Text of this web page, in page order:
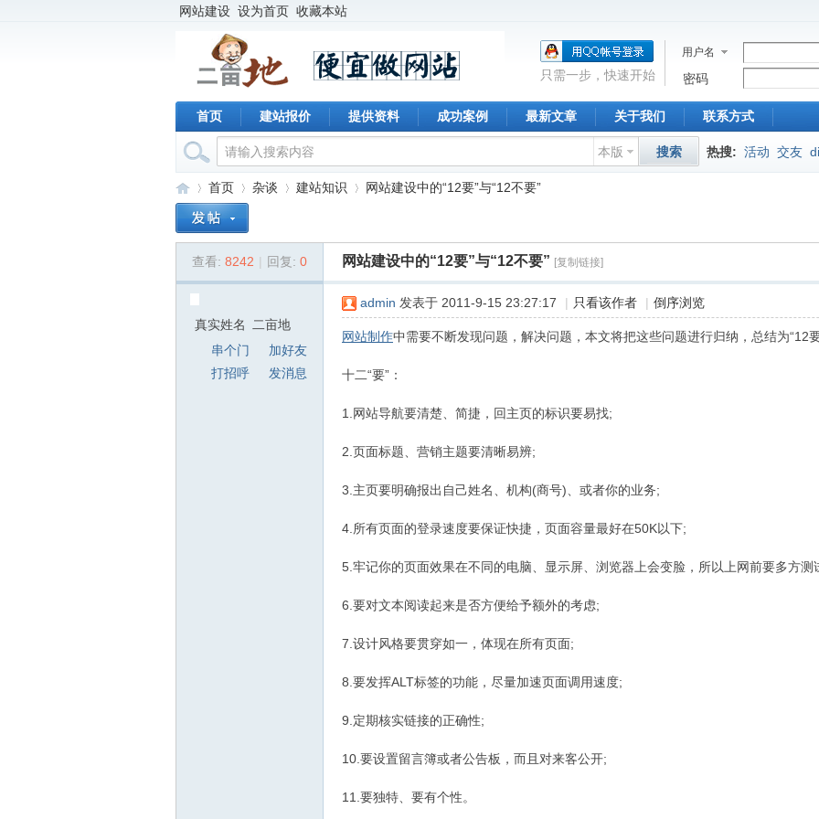
网站建设 设为首页 收藏本站
用户名
密码
只需一步，快速开始
首页 建站报价 提供资料 成功案例 最新文章 关于我们 联系方式
本版 搜索 热搜: 活动 交友
›
首页
›
杂谈
›
建站知识
›
网站建设中的“12要”与“12不要”
查看: 8242 | 回复: 0 网站建设中的“12要”与“12不要” [复制链接]
admin 发表于 2011-9-15 23:27:17 | 只看该作者 | 倒序浏览
网站制作中需要不断发现问题，解决问题，本文将把这些问题进行归纳，总结为“12
十二“要”：
1.网站导航要清楚、简捷，回主页的标识要易找;
2.页面标题、营销主题要清晰易辨;
3.主页要明确报出自己姓名、机构(商号)、或者你的业务;
4.所有页面的登录速度要保证快捷，页面容量最好在50K以下;
5.牢记你的页面效果在不同的电脑、显示屏、浏览器上会变脸，所以上网前要多方测
6.要对文本阅读起来是否方便给予额外的考虑;
7.设计风格要贯穿如一，体现在所有页面;
8.要发挥ALT标签的功能，尽量加速页面调用速度;
9.定期核实链接的正确性;
10.要设置留言簿或者公告板，而且对来客公开;
11.要独特、要有个性。